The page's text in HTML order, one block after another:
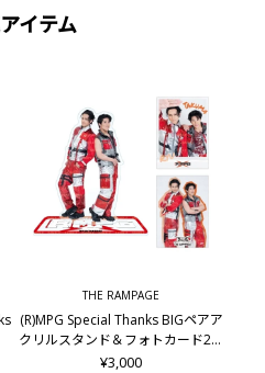
イテム
THE RAMPAGE
(R)MPG Special Thanks BIGペアア
クリルスタンド＆フォトカード2枚
セット/龍&後藤拓磨
¥3,000